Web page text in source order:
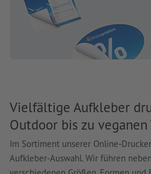
Vielfältige Aufkleber
Outdoor bis zu veganen
Im Sortiment unserer Online-
Aufkleber-Auswahl. Wir führen